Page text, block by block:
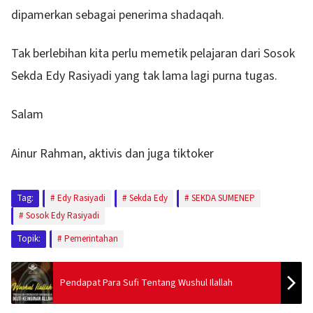
dipamerkan sebagai penerima shadaqah.
Tak berlebihan kita perlu memetik pelajaran dari Sosok
Sekda Edy Rasiyadi yang tak lama lagi purna tugas.
Salam
Ainur Rahman, aktivis dan juga tiktoker
Tag: Edy Rasiyadi Sekda Edy
SEKDA SUMENEP
Sosok Edy Rasiyadi
Topik:
Pemerintahan
Pendapat Para Sufi Tentang Wushul Ilallah